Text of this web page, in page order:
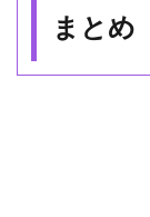
まとめ